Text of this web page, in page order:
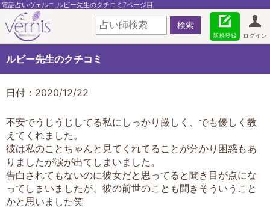
電話占いヴェルニ ルビー先生のクチコミ7ページ目
ログイン
新規登録
ルビー先生のクチコミ
日付：2020/12/22
不安でうじうじしてる私にしっかり厳しく、でも優しく教
えてくれました。
彼は私のことちゃんと見てくれてることが分かり困惑もあ
りましたが涙が出てしまいました。
告白されてもないのに彼女だと思ってると聞き目が点にな
ってしまいましたが、彼の前世のことも聞きそういうこと
かと思いました笑